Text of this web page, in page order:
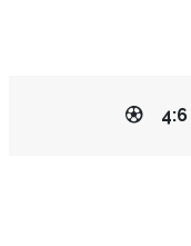
4:6